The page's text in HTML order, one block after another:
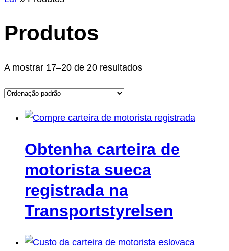
Produtos
A mostrar 17–20 de 20 resultados
Obtenha carteira de
motorista sueca
registrada na
Transportstyrelsen